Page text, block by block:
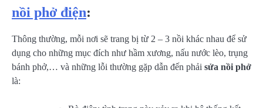
nồi phở điện:
Thông thường, mỗi nơi sẽ trang bị từ 2 – 3 nồi khác nhau để sử
dụng cho những mục đích như hầm xương, nấu nước lèo, trụng
bánh phở,… và những lỗi thường gặp dẫn đến phải sửa nồi phở
là: